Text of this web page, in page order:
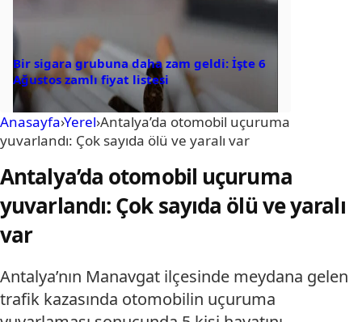
Bir sigara grubuna daha zam geldi: İşte 6
Ağustos zamlı fiyat listesi
Anasayfa›Yerel›Antalya’da otomobil uçuruma
yuvarlandı: Çok sayıda ölü ve yaralı var
Antalya’da otomobil uçuruma
yuvarlandı: Çok sayıda ölü ve yaralı
var
Antalya’nın Manavgat ilçesinde meydana gelen
trafik kazasında otomobilin uçuruma